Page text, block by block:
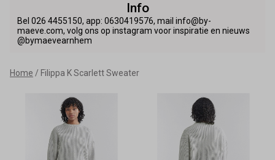
Scarlett
Sweater
Info
Bel 026 4455150, app: 0630419576, mail info@by-
maeve.com, volg ons op instagram voor inspiratie en nieuws
@bymaevearnhem
Home Filippa K Scarlett Sweater